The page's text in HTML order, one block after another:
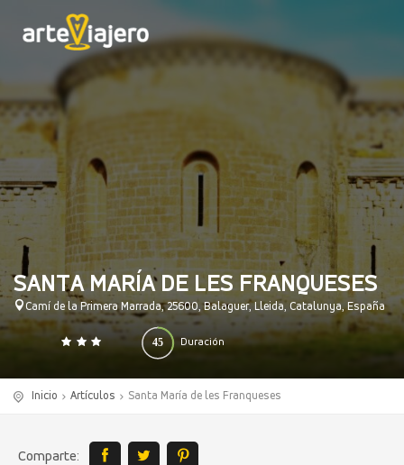
SANTA MARÍA DE LES FRANQUESES
Camí de la Primera Marrada, 25600, Balaguer, Lleida, Catalunya, España
Duración
45
0 140
Inicio Artículos Santa María de les Franqueses
Comparte: